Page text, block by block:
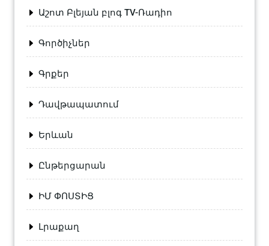
Աշոտ Բլեյան բլոգ TV-Ռադիո
Գործիչներ
Գրքեր
Դավթապատում
Երևան
Ընթերցարան
ԻՄ ՓՈՍՏԻՑ
Լրաքաղ